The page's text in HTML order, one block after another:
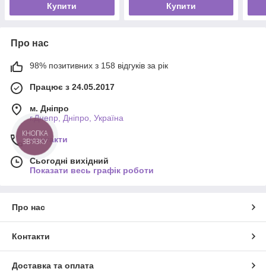
Купити Купити
Про нас
98% позитивних з 158 відгуків за рік
Працює з 24.05.2017
м. Дніпро
г.Днепр, Дніпро, Україна
Контакти
Сьогодні вихідний
Показати весь графік роботи
Про нас
Контакти
Доставка та оплата
КНОПКА
ЗВ'ЯЗКУ